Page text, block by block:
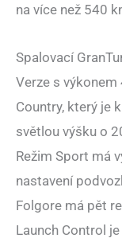
na více než 540
Spalovací
Verze s
Country, který je
světlou výšku o
Režim Sport má
nastavení
Folgore má pět
Launch Control